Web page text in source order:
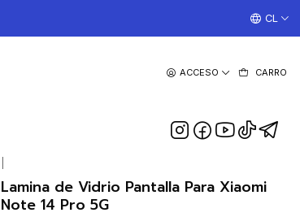
ACCESO CARRO
¡TRABAJAMOS TODOS LOS DIAS CON ENVIOS A TODO
CL
Lamina de Vidrio Pantalla Para Xiaomi
Note 14 Pro 5G